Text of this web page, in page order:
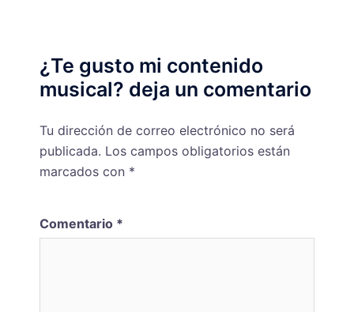
¿Te gusto mi contenido
musical? deja un comentario
Tu dirección de correo electrónico no será
publicada. Los campos obligatorios están
marcados con *
Comentario *